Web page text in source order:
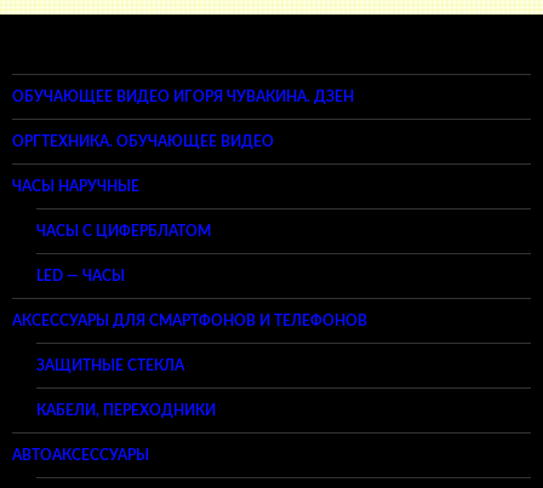
ОБУЧАЮЩЕЕ ВИДЕО ИГОРЯ ЧУВАКИНА. ДЗЕН
ОРГТЕХНИКА. ОБУЧАЮЩЕЕ ВИДЕО
ЧАСЫ НАРУЧНЫЕ
ЧАСЫ С ЦИФЕРБЛАТОМ
LED — ЧАСЫ
АКСЕССУАРЫ ДЛЯ СМАРТФОНОВ И ТЕЛЕФОНОВ
ЗАЩИТНЫЕ СТЕКЛА
КАБЕЛИ, ПЕРЕХОДНИКИ
АВТОАКСЕССУАРЫ